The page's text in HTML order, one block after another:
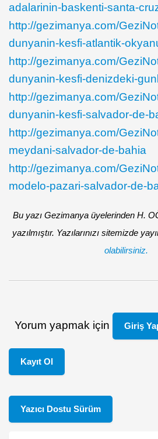
adalarinin-baskenti-santa-
http://gezimanya.com/
dunyanin-kesfi-atlantik-
http://gezimanya.com/
dunyanin-kesfi-denizdeki-
http://gezimanya.com/
dunyanin-kesfi-salvador-de-
http://gezimanya.com/
meydani-salvador-de-bahia
http://gezimanya.com/
modelo-pazari-salvador-de-
Bu yazı Gezimanya üyelerinden H.
yazılmıştır. Yazılarınızı sitemizde
olabilirsiniz.
Yorum yapmak için Giriş
Kayıt Ol
Yazıcı Dostu Sürüm